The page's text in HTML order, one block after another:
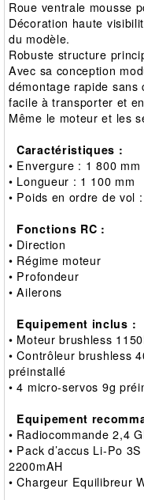
Roue ventrale mousse
Décoration haute
du modèle.
Robuste structure
Avec sa conception
démontage rapide
facile à transporter et
Même le moteur et les
Caractéristiques :
• Envergure : 1 800 mm
• Longueur : 1 100 mm
• Poids en ordre de vol
Fonctions RC :
• Direction
• Régime moteur
• Profondeur
• Ailerons
Equipement inclus :
• Moteur brushless
• Contrôleur brushless
préinstallé
• 4 micro-servos 9g
Equipement
• Radiocommande 2,4
• Pack d’accus Li-Po
2200mAH
• Chargeur Equilibreur